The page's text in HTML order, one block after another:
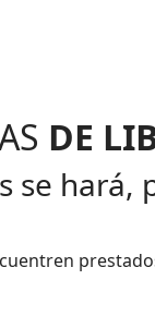
DE
se